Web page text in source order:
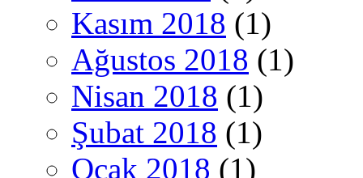
Kasım 2018 (1)
Ağustos 2018 (1)
Nisan 2018 (1)
Şubat 2018 (1)
Ocak 2018 (1)